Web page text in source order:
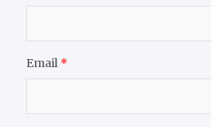
Email *